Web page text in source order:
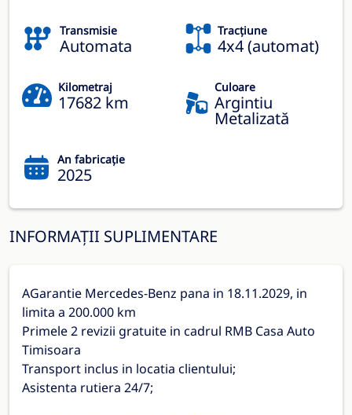
Transmisie
Automata
Tracțiune
4x4 (automat)
Kilometraj
17682 km
Culoare
Argintiu
Metalizată
An fabricație
2025
INFORMAȚII SUPLIMENTARE
AGarantie Mercedes-Benz pana in 18.11.2029, in
limita a 200.000 km
Primele 2 revizii gratuite in cadrul RMB Casa Auto
Timisoara
Transport inclus in locatia clientului;
Asistenta rutiera 24/7;